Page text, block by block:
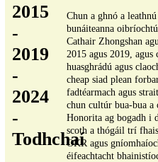
2015
-
2019
-
2024
-
Todhchaí
Chun a ghnó a
bunáiteanna
Cathair Zhongshan
2015 agus 2019,
huasghrádú agus
cheap siad plean
fadtéarmach agus
chun cultúr bua-bua
Honorita ag bogadh i
scoth a thógáil trí
OKR agus
éifeachtacht